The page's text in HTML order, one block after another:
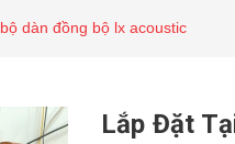
bộ dàn đồng bộ lx acoustic
Lắp Đặt